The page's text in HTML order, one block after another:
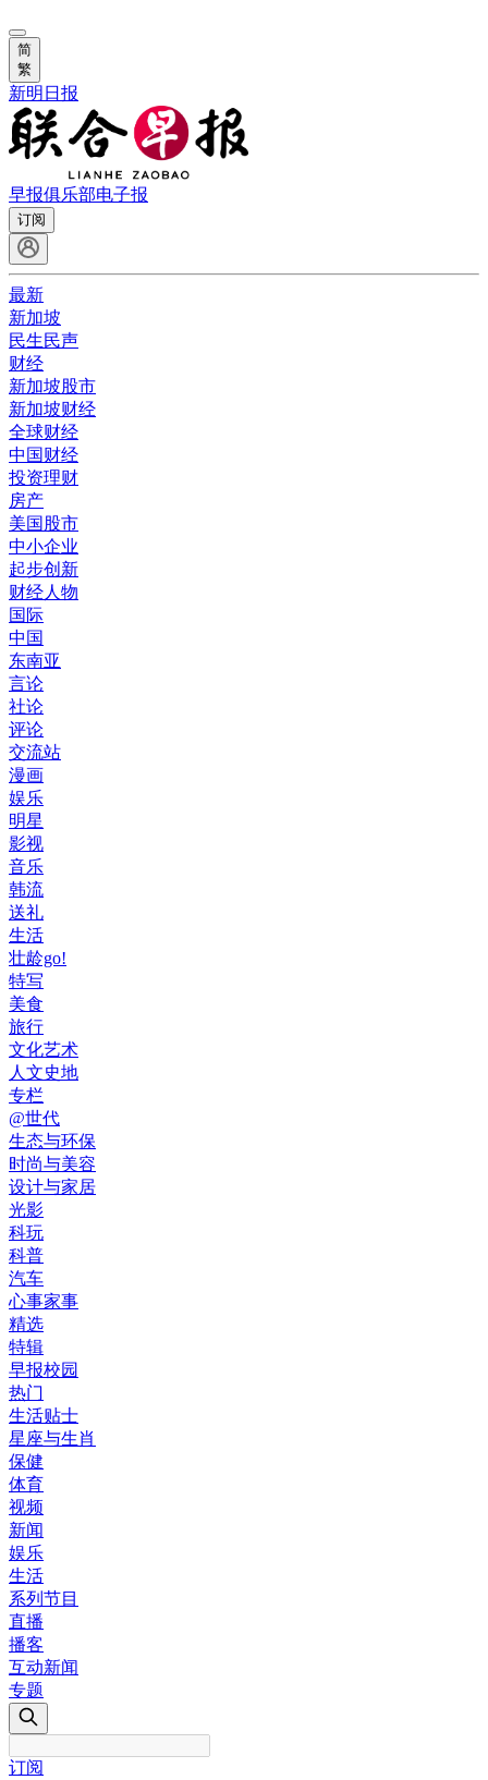
简
繁
新明日报
早报俱乐部电子报
订阅
最新
新加坡
民生民声
财经
新加坡股市
新加坡财经
全球财经
中国财经
投资理财
房产
美国股市
中小企业
起步创新
财经人物
国际
中国
东南亚
言论
社论
评论
交流站
漫画
娱乐
明星
影视
音乐
韩流
送礼
生活
壮龄go!
特写
美食
旅行
文化艺术
人文史地
专栏
@世代
生态与环保
时尚与美容
设计与家居
光影
科玩
科普
汽车
心事家事
精选
特辑
早报校园
热门
生活贴士
星座与生肖
保健
体育
视频
新闻
娱乐
生活
系列节目
直播
播客
互动新闻
专题
订阅